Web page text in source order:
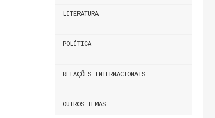
LITERATURA
POLÍTICA
RELAÇÕES INTERNACIONAIS
OUTROS TEMAS